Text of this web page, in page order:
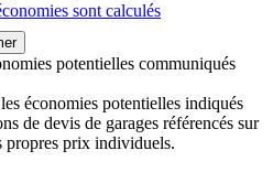
sont calculés
potentielles communiqués
économies potentielles indiqués
de devis de garages référencés sur
propres prix individuels.